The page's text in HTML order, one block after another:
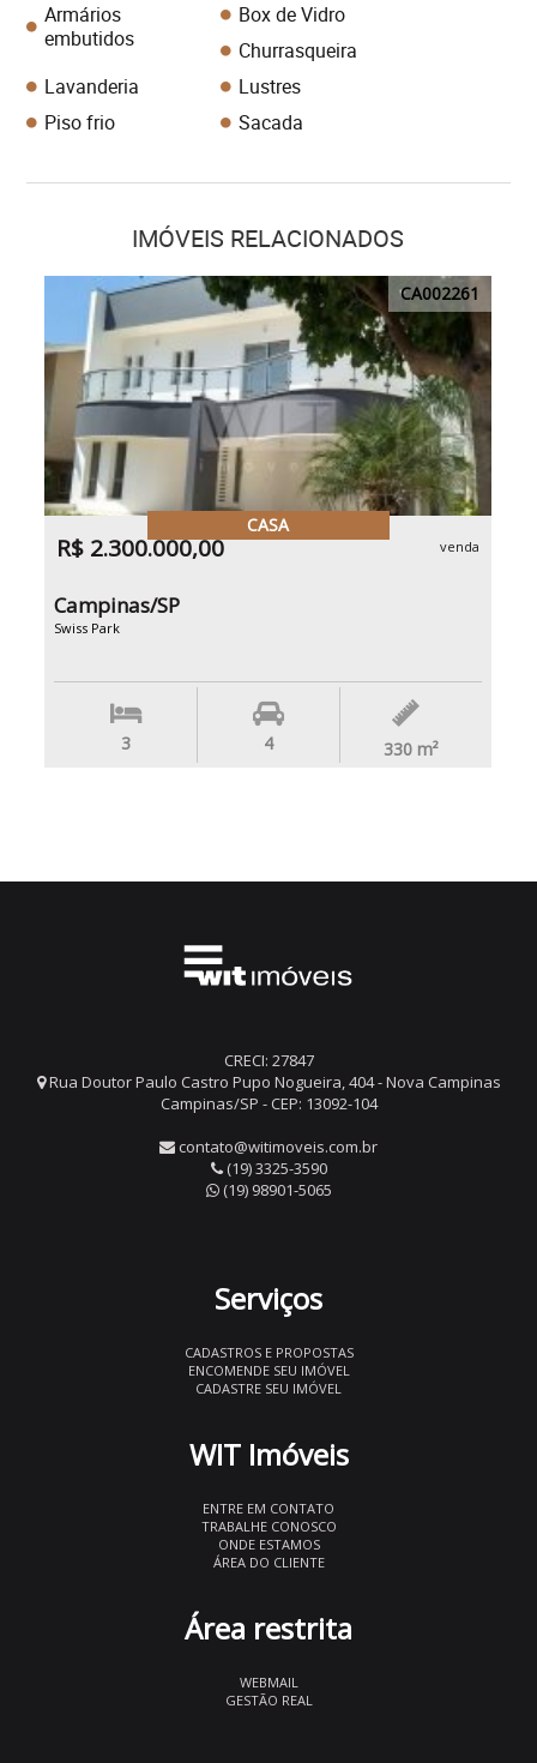
Armários
embutidos
Box de Vidro
Churrasqueira
Lavanderia
Lustres
Piso frio
Sacada
IMÓVEIS RELACIONADOS
CA002261
CASA
R$ 2.300.000,00 venda
Campinas/SP
Swiss Park
3 4 330 m²
CRECI: 27847
Rua Doutor Paulo Castro Pupo Nogueira, 404 - Nova Campinas
Campinas/SP - CEP: 13092-104
contato@witimoveis.com.br
(19) 3325-3590
(19) 98901-5065
Serviços
CADASTROS E PROPOSTAS
ENCOMENDE SEU IMÓVEL
CADASTRE SEU IMÓVEL
WIT Imóveis
ENTRE EM CONTATO
TRABALHE CONOSCO
ONDE ESTAMOS
ÁREA DO CLIENTE
Área restrita
WEBMAIL
GESTÃO REAL